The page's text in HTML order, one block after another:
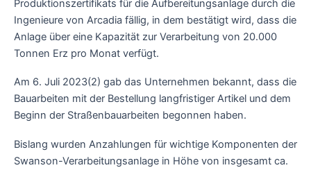
Produktionszertifikats für die Aufbereitungsanlage durch die
Ingenieure von Arcadia fällig, in dem bestätigt wird, dass die
Anlage über eine Kapazität zur Verarbeitung von 20.000
Tonnen Erz pro Monat verfügt.
Am 6. Juli 2023(2) gab das Unternehmen bekannt, dass die
Bauarbeiten mit der Bestellung langfristiger Artikel und dem
Beginn der Straßenbauarbeiten begonnen haben.
Bislang wurden Anzahlungen für wichtige Komponenten der
Swanson-Verarbeitungsanlage in Höhe von insgesamt ca.